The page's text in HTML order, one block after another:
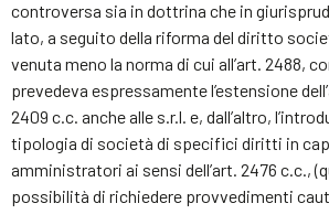
controversa sia in dottrina che in
lato, a seguito della riforma del diritto
venuta meno la norma di cui all’art. 2488,
prevedeva espressamente l’estensione
2409 c.c. anche alle s.r.l. e, dall’altro,
tipologia di società di specifici diritti in
amministratori ai sensi dell’art. 2476 c.c.,
possibilità di richiedere provvedimenti